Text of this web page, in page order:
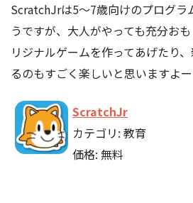
ScratchJrは5〜7歳向けのプログラ
うですが、大人がやっても充分お
リジナルゲームを作ってあげたり
るのもすごく楽しいと思いますよ
ScratchJr
カテゴリ: 教育
価格: 無料